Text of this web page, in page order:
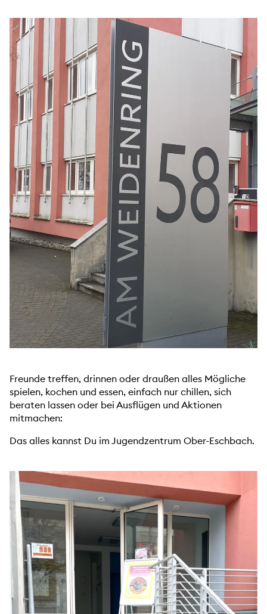
Freunde treffen, drinnen oder draußen alles Mögliche
spielen, kochen und essen, einfach nur chillen, sich
beraten lassen oder bei Ausflügen und Aktionen
mitmachen:
Das alles kannst Du im Jugendzentrum Ober-Eschbach.